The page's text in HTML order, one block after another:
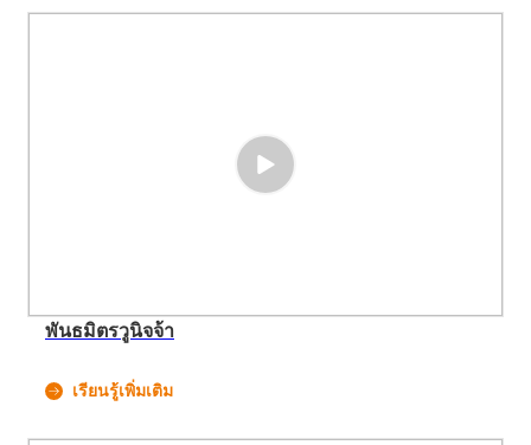
พันธมิตรวูนิจจ้า
เรียนรู้เพิ่มเติม